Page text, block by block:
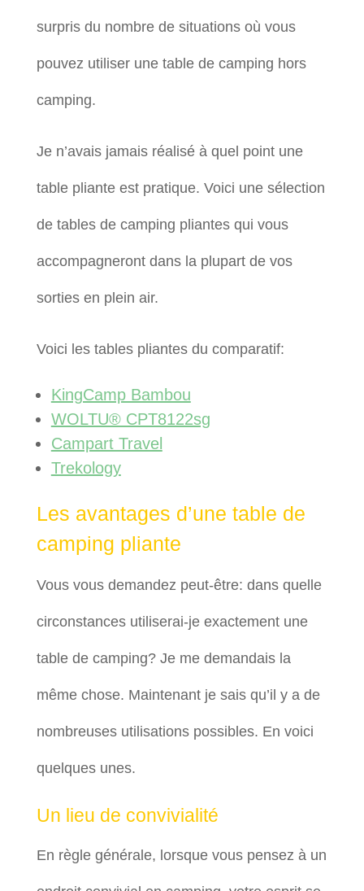
surpris du nombre de situations où vous
pouvez utiliser une table de camping hors
camping.
Je n’avais jamais réalisé à quel point une
table pliante est pratique. Voici une sélection
de tables de camping pliantes qui vous
accompagneront dans la plupart de vos
sorties en plein air.
Voici les tables pliantes du comparatif:
KingCamp Bambou
WOLTU® CPT8122sg
Campart Travel
Trekology
Les avantages d’une table de
camping pliante
Vous vous demandez peut-être: dans quelle
circonstances utiliserai-je exactement une
table de camping? Je me demandais la
même chose. Maintenant je sais qu’il y a de
nombreuses utilisations possibles. En voici
quelques unes.
Un lieu de convivialité
En règle générale, lorsque vous pensez à un